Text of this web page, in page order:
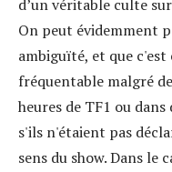
d’un véritable culte
On peut évidemment
ambiguïté, et que
fréquentable malgré
heures de TF1 ou
s'ils n'étaient pas
sens du show. Dans le